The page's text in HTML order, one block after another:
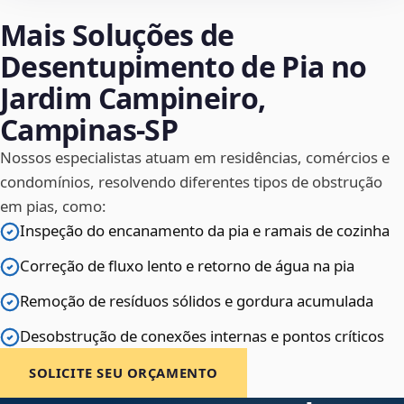
Mais Soluções de
Desentupimento de Pia no
Jardim Campineiro,
Campinas‑SP
Nossos especialistas atuam em residências, comércios e
condomínios, resolvendo diferentes tipos de obstrução
em pias, como:
Inspeção do encanamento da pia e ramais de cozinha
Correção de fluxo lento e retorno de água na pia
Remoção de resíduos sólidos e gordura acumulada
Desobstrução de conexões internas e pontos críticos
SOLICITE SEU ORÇAMENTO